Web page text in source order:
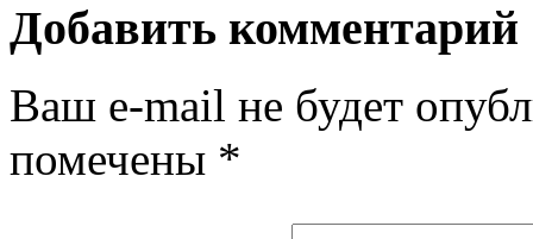
Добавить комментарий
Ваш e-mail не будет
помечены *